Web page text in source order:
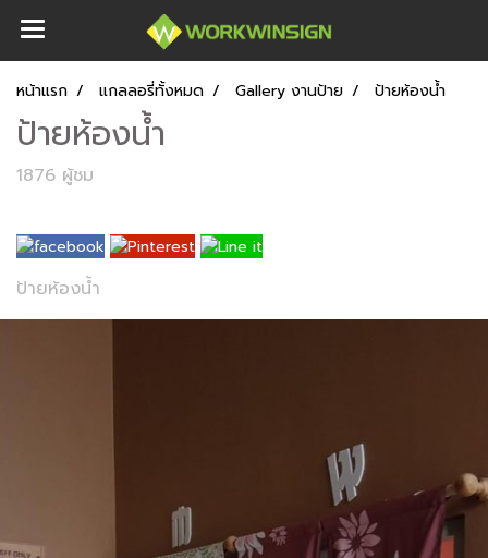
หน้าแรก แกลลอรี่ทั้งหมด Gallery งานป้าย ป้ายห้องน้ำ
ป้ายห้องน้ำ
1876 ผู้ชม
ป้ายห้องน้ำ